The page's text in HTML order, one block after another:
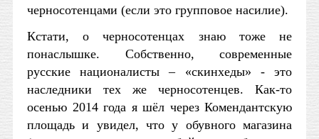
черносотенцами (если это групповое насилие).
Кстати, о черносотенцах знаю тоже не
понаслышке. Собственно, современные
русские националисты – «скинхеды» - это
наследники тех же черносотенцев. Как-то
осенью 2014 года я шёл через Комендантскую
площадь и увидел, что у обувного магазина